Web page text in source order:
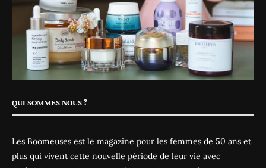
QUI SOMMES NOUS ?
Les Boomeuses est le magazine pour les femmes de 50 ans et
plus qui vivent cette nouvelle période de leur vie avec